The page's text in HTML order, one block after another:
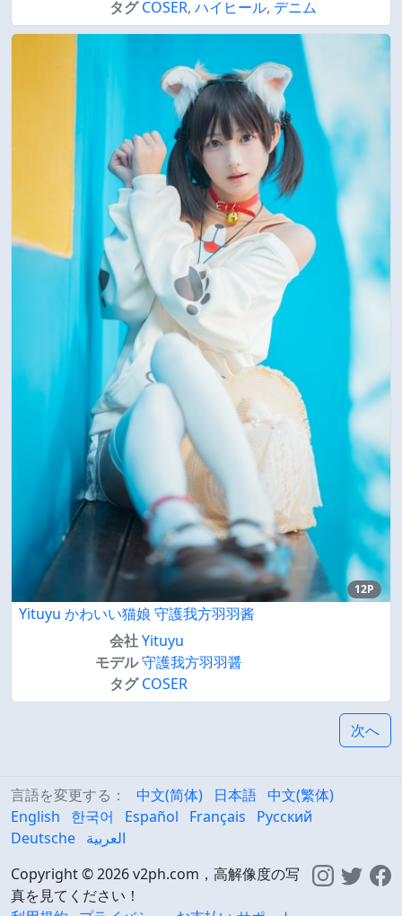
タグ COSER, ハイヒール, デニム
12P
Yituyu かわいい猫娘 守護我方羽羽酱
会社Yituyu
モデル守護我方羽羽醤
タグ COSER
次へ
言語を変更する： 中文(简体) 日本語 中文(繁体)
English
한국어 Español Français
Русский
Deutsche العربية
Copyright © 2026 v2ph.com，高解像度の写
真を見てください！